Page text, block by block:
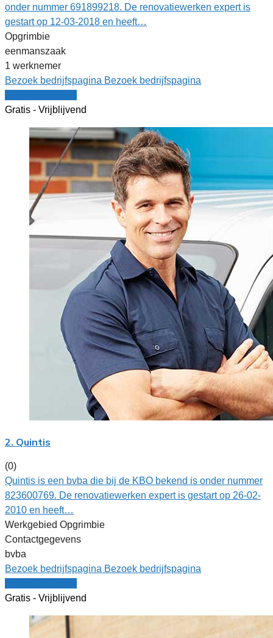
onder nummer 691899218. De renovatiewerken expert is
gestart op 12-03-2018 en heeft…
Opgrimbie
eenmanszaak
1 werknemer
Bezoek bedrijfspagina Bezoek bedrijfspagina
Gratis - Vrijblijvend
2. Quintis
(0)
Quintis is een bvba die bij de KBO bekend is onder nummer
823600769. De renovatiewerken expert is gestart op 26-02-
2010 en heeft…
Werkgebied Opgrimbie
Contactgegevens
bvba
Bezoek bedrijfspagina Bezoek bedrijfspagina
Gratis - Vrijblijvend